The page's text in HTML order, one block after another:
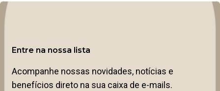
Entre na nossa lista
Acompanhe nossas novidades, notícias e
benefícios direto na sua caixa de e-mails.